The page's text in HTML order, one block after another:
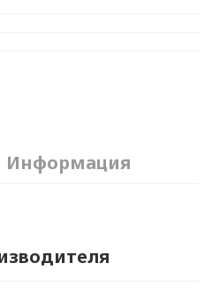
Информация